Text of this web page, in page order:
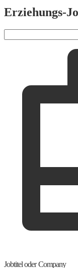
Erziehungs-
Jobtitel oder Company